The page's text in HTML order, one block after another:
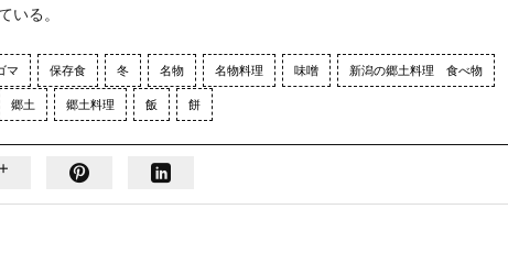
いる。
マ 保存食 冬 名物 名物料理 味噌 新潟の郷土料理 食べ物
郷土 郷土料理 飯 餅